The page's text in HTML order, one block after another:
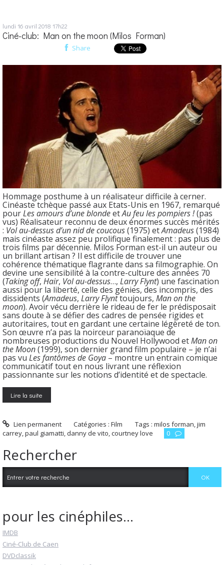
lundi 16 avril 2018 17h22
Ciné-club: Man on the moon (Milos Forman)
Share
Hommage posthume à un réalisateur difficile à cerner.
Cinéaste tchèque passé aux Etats-Unis en 1967, remarqué
pourLes amours d’une blondeetAu feu les pompiers !(pas
vus) Réalisateur reconnu de deux énormes succès mérités
: Vol au-dessus d’un nid de coucous(1975) etAmadeus(1984)
mais cinéaste assez peu prolifique finalement : pas plus de
trois films par décennie. Milos Forman est-il un auteur ou
un brillant artisan ? Il est difficile de trouver une
cohérence thématique flagrante dans sa filmographie. On
devine une sensibilité à la contre-culture des années 70
(Taking off, Hair, Vol au-dessus…, Larry Flynt) une fascination
aussi pour la liberté, celle des génies, des incompris, des
dissidents (Amadeus, Larry Flynttoujours, Man on the
moon). Avoir vécu derrière le rideau de fer le prédisposait
sans doute à se défier des cadres de pensée rigides et
autoritaires, tout en gardant une certaine légèreté de ton.
Son œuvre n’a pas la noirceur paranoïaque de
nombreuses productions du Nouvel Hollywood etMan on
the Moon(1999), son dernier grand film populaire – je n’ai
pas vu Les fantômes de Goya – montre un entrain comique
communicatif tout en nous livrant une réflexion
passionnante sur les notions d’identité et de spectacle.
Lire la suite
Lien permanent Catégories :Film Tags :milos forman,jim
carrey,paul giamatti, danny de vito,courtney love 0
Rechercher
pour les cinéphiles...
IMDB
Ciné-Club de Caen
DVDclassik